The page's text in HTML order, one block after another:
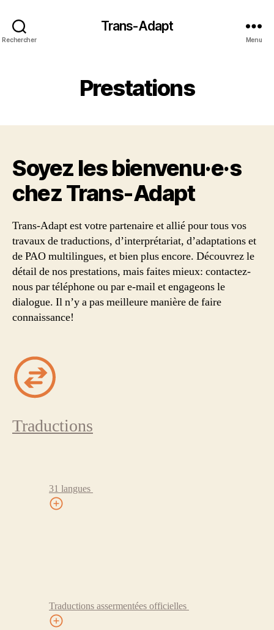
Rechercher
Trans-Adapt
Menu
Prestations
Soyez les bienvenu·e·s
chez Trans‑Adapt
Trans-Adapt est votre partenaire et allié pour tous vos
travaux de traductions, d’interprétariat, d’adaptations et
de PAO multilingues, et bien plus encore. Découvrez le
détail de nos prestations, mais faites mieux: contactez-
nous par téléphone ou par e-mail et engageons le
dialogue. Il n’y a pas meilleure manière de faire
connaissance!
Traductions
31 langues
Traductions assermentées officielles